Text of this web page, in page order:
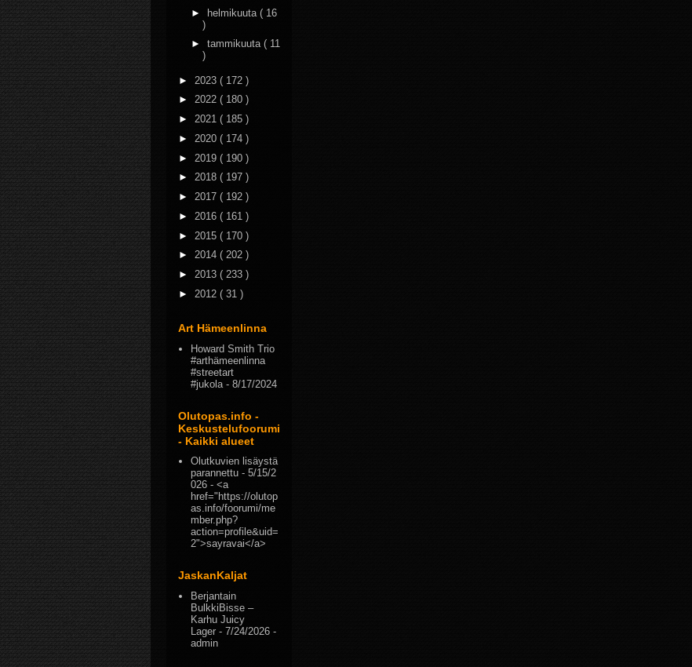
► helmikuuta ( 16
)
► tammikuuta ( 11
)
► 2023 ( 172 )
► 2022 ( 180 )
► 2021 ( 185 )
► 2020 ( 174 )
► 2019 ( 190 )
► 2018 ( 197 )
► 2017 ( 192 )
► 2016 ( 161 )
► 2015 ( 170 )
► 2014 ( 202 )
► 2013 ( 233 )
► 2012 ( 31 )
Art Hämeenlinna
Howard Smith Trio
#arthämeenlinna
#streetart
#jukola - 8/17/2024
Olutopas.info -
Keskustelufoorumi
- Kaikki alueet
Olutkuvien lisäystä
parannettu - 5/15/2
026 - <a
href="https://olutop
as.info/foorumi/me
mber.php?
action=profile&uid=
2">sayravai</a>
JaskanKaljat
Berjantain
BulkkiBisse –
Karhu Juicy
Lager - 7/24/2026 -
admin